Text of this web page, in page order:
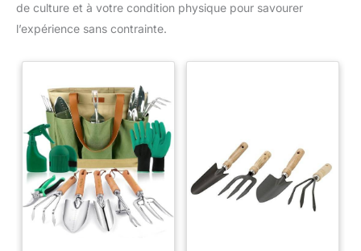
de culture et à votre condition physique pour savourer
l’expérience sans contrainte.